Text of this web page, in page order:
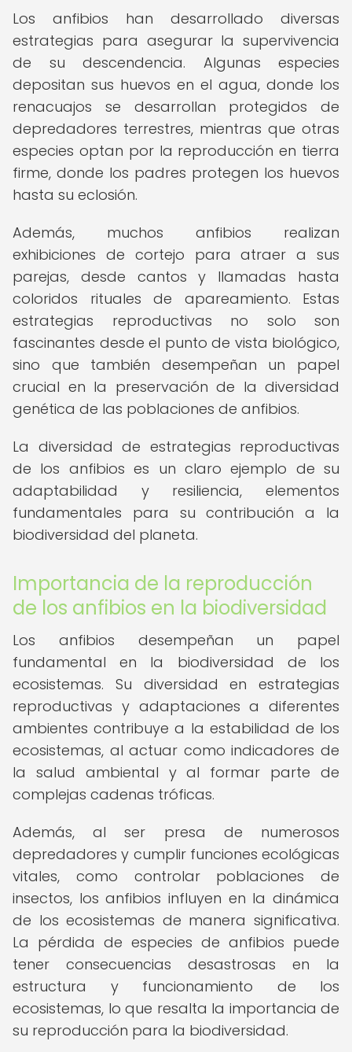
Los anfibios han desarrollado diversas
estrategias para asegurar la supervivencia
de su descendencia. Algunas especies
depositan sus huevos en el agua, donde los
renacuajos se desarrollan protegidos de
depredadores terrestres, mientras que otras
especies optan por la reproducción en tierra
firme, donde los padres protegen los huevos
hasta su eclosión.
Además, muchos anfibios realizan
exhibiciones de cortejo para atraer a sus
parejas, desde cantos y llamadas hasta
coloridos rituales de apareamiento. Estas
estrategias reproductivas no solo son
fascinantes desde el punto de vista biológico,
sino que también desempeñan un papel
crucial en la preservación de la diversidad
genética de las poblaciones de anfibios.
La diversidad de estrategias reproductivas
de los anfibios es un claro ejemplo de su
adaptabilidad y resiliencia, elementos
fundamentales para su contribución a la
biodiversidad del planeta.
Importancia de la reproducción
de los anfibios en la biodiversidad
Los anfibios desempeñan un papel
fundamental en la biodiversidad de los
ecosistemas. Su diversidad en estrategias
reproductivas y adaptaciones a diferentes
ambientes contribuye a la estabilidad de los
ecosistemas, al actuar como indicadores de
la salud ambiental y al formar parte de
complejas cadenas tróficas.
Además, al ser presa de numerosos
depredadores y cumplir funciones ecológicas
vitales, como controlar poblaciones de
insectos, los anfibios influyen en la dinámica
de los ecosistemas de manera significativa.
La pérdida de especies de anfibios puede
tener consecuencias desastrosas en la
estructura y funcionamiento de los
ecosistemas, lo que resalta la importancia de
su reproducción para la biodiversidad.